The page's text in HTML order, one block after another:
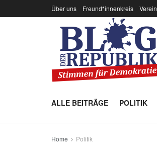
Über uns Freund*innenkreis Verein
ALLE BEITRÄGE POLITIK
Home Politik